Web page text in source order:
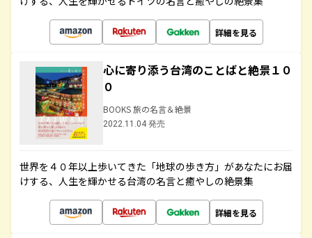
詳細を見る
心に寄り添う台湾のことばと絶景１０
０
BOOKS 旅の名言＆絶景
2022.11.04 発売
世界を４０年以上歩いてきた「地球の歩き方」があなたにお届
けする、人生を輝かせる台湾の名言と癒やしの絶景集
詳細を見る